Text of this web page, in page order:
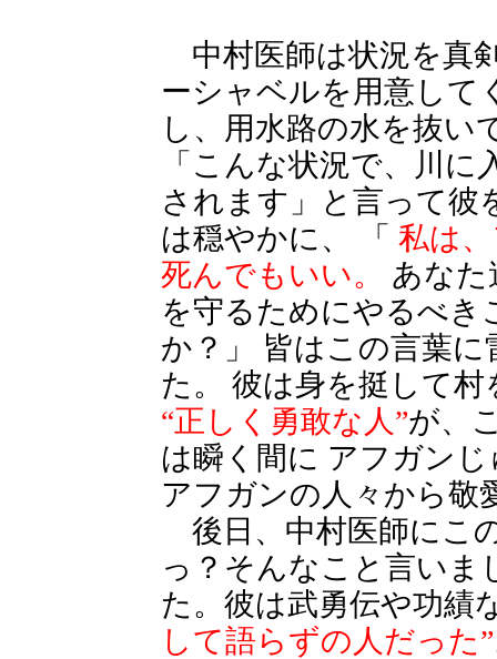
中村医師は状況を真
ーシャベルを用意して
し、用水路の水を抜い
「こんな状況で、川
されます」と言って彼
は穏やかに、 「 私は
死んでもいい。
あなた
を守るためにやるべ
か？」 皆はこの言葉
た。 彼は身を挺して
“正しく勇敢な人”が、
は瞬く間に アフガン
アフガンの人々から敬
後日、中村医師にこ
っ？そんなこと言いま
た。彼は武勇伝や功績
して語らずの人だった”